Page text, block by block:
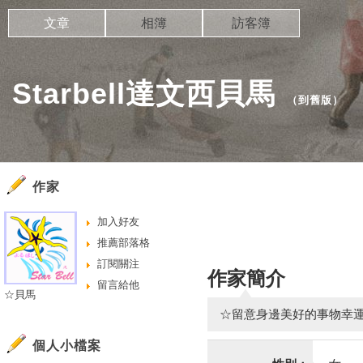
Starbell達文西貝馬 （到舊版 ）
文章 相簿 訪客簿
作家簡介
☆留意身邊美好的事物幸
作家
加入好友
推薦部落格
訂閱關注
留言給他
☆貝馬
個人小檔案